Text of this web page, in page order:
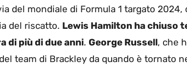
del mondiale di Formula 1 targato 2024,
del riscatto. Lewis Hamilton ha chiuso
di più di due anni. George Russell, che
team di Brackley da quando è tornato